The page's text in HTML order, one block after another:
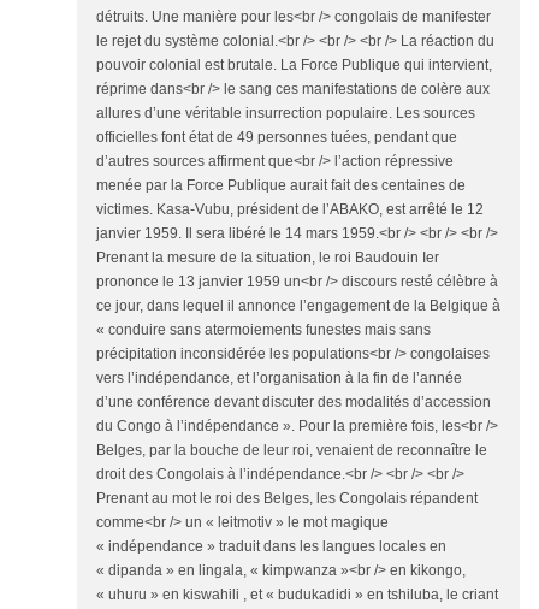
détruits. Une manière pour les<br /> congolais de manifester
le rejet du système colonial.<br /> <br /> <br /> La réaction du
pouvoir colonial est brutale. La Force Publique qui intervient,
réprime dans<br /> le sang ces manifestations de colère aux
allures d’une véritable insurrection populaire. Les sources
officielles font état de 49 personnes tuées, pendant que
d’autres sources affirment que<br /> l’action répressive
menée par la Force Publique aurait fait des centaines de
victimes. Kasa-Vubu, président de l’ABAKO, est arrêté le 12
janvier 1959. Il sera libéré le 14 mars 1959.<br /> <br /> <br />
Prenant la mesure de la situation, le roi Baudouin Ier
prononce le 13 janvier 1959 un<br /> discours resté célèbre à
ce jour, dans lequel il annonce l’engagement de la Belgique à
« conduire sans atermoiements funestes mais sans
précipitation inconsidérée les populations<br /> congolaises
vers l’indépendance, et l’organisation à la fin de l’année
d’une conférence devant discuter des modalités d’accession
du Congo à l’indépendance ». Pour la première fois, les<br />
Belges, par la bouche de leur roi, venaient de reconnaître le
droit des Congolais à l’indépendance.<br /> <br /> <br />
Prenant au mot le roi des Belges, les Congolais répandent
comme<br /> un « leitmotiv » le mot magique
« indépendance » traduit dans les langues locales en
« dipanda » en lingala, « kimpwanza »<br /> en kikongo,
« uhuru » en kiswahili , et « budukadidi » en tshiluba, le criant